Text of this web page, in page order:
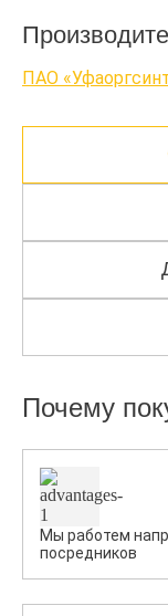
ПАО
Почему
Мы работем
посредников